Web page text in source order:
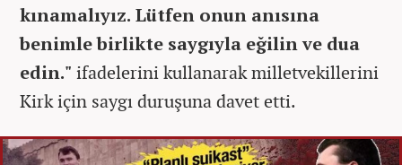
kınamalıyız. Lütfen onun anısına
benimle birlikte saygıyla eğilin ve dua
edin." ifadelerini kullanarak milletvekillerini
Kirk için saygı duruşuna davet etti.